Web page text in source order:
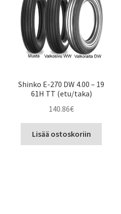
Shinko E-270 DW 4.00 – 19
61H TT (etu/taka)
140.86€
Lisää ostoskoriin